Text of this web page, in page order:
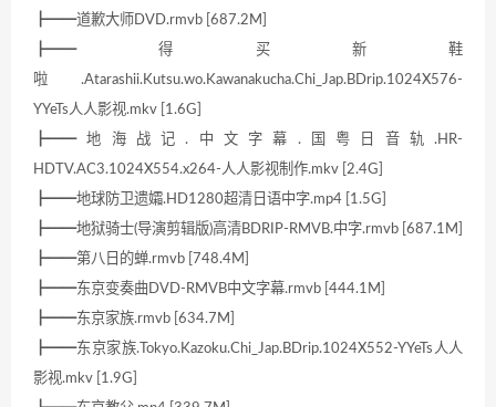
┣━━道歉大师DVD.rmvb [687.2M]
┣━━得买新鞋
啦.Atarashii.Kutsu.wo.Kawanakucha.Chi_Jap.BDrip.1024X576-
YYeTs人人影视.mkv [1.6G]
┣━━地海战记.中文字幕.国粤日音轨.HR-
HDTV.AC3.1024X554.x264-人人影视制作.mkv [2.4G]
┣━━地球防卫遗孀.HD1280超清日语中字.mp4 [1.5G]
┣━━地狱骑士(导演剪辑版)高清BDRIP-RMVB.中字.rmvb [687.1M]
┣━━第八日的蝉.rmvb [748.4M]
┣━━东京变奏曲DVD-RMVB中文字幕.rmvb [444.1M]
┣━━东京家族.rmvb [634.7M]
┣━━东京家族.Tokyo.Kazoku.Chi_Jap.BDrip.1024X552-YYeTs人人
影视.mkv [1.9G]